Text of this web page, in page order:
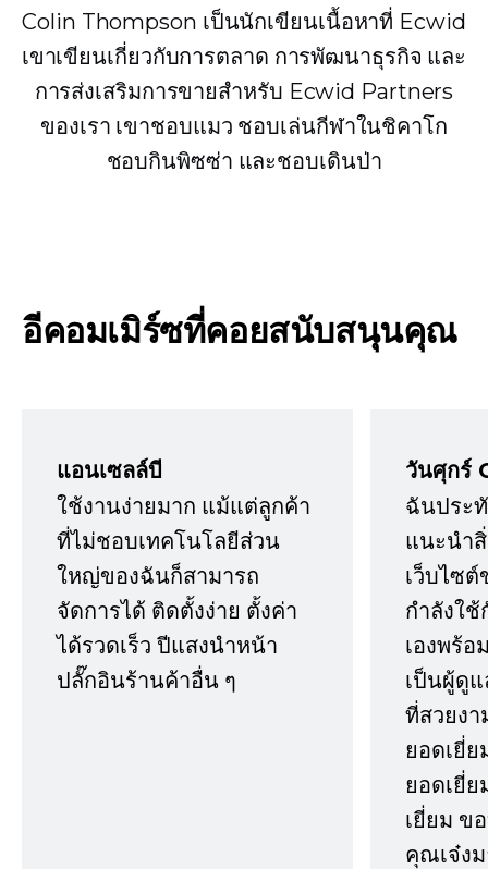
Colin Thompson เป็นนักเขียนเนื้อหาที่ Ecwid
เขาเขียนเกี่ยวกับการตลาด การพัฒนาธุรกิจ และ
การส่งเสริมการขายสำหรับ Ecwid Partners
ของเรา เขาชอบแมว ชอบเล่นกีฬาในชิคาโก
ชอบกินพิซซ่า และชอบเดินป่า
อีคอมเมิร์ซที่คอยสนับสนุนคุณ
แอนเซลล์บี
ใช้งานง่ายมาก แม้แต่ลูกค้า
ที่ไม่ชอบเทคโนโลยีส่วน
ใหญ่ของฉันก็สามารถ
จัดการได้ ติดตั้งง่าย ตั้งค่า
ได้รวดเร็ว ปีแสงนำหน้า
ปลั๊กอินร้านค้าอื่น ๆ
วันศุกร์
ฉันประ
แนะนำ
เว็บไซ
กำลังใ
เองพร้
เป็นผู้ดูแ
ที่สวยง
ยอดเยี่ย
ยอดเยี่
เยี่ยม ข
คุณเจ๋ง